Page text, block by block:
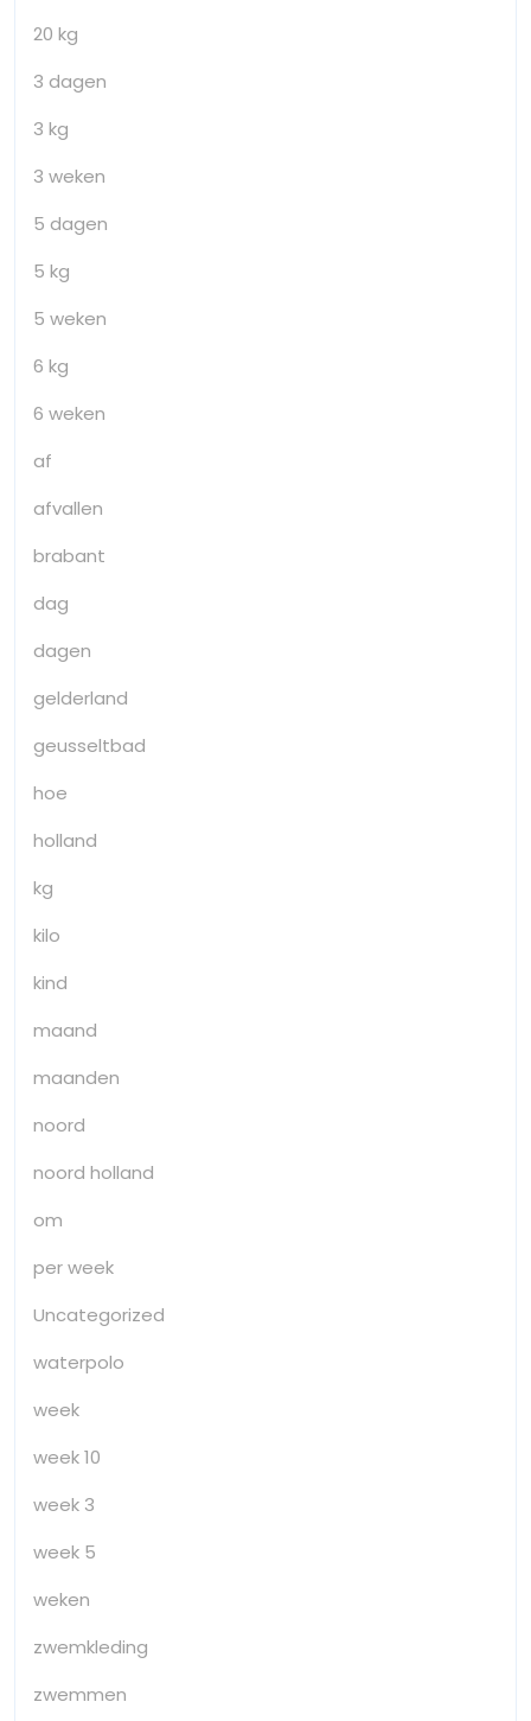
20 kg
3 dagen
3 kg
3 weken
5 dagen
5 kg
5 weken
6 kg
6 weken
af
afvallen
brabant
dag
dagen
gelderland
geusseltbad
hoe
holland
kg
kilo
kind
maand
maanden
noord
noord holland
om
per week
Uncategorized
waterpolo
week
week 10
week 3
week 5
weken
zwemkleding
zwemmen